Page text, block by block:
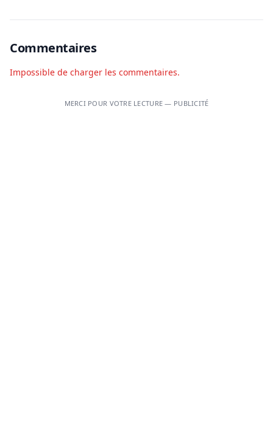
Commentaires
Impossible de charger les commentaires.
MERCI POUR VOTRE LECTURE — PUBLICITÉ